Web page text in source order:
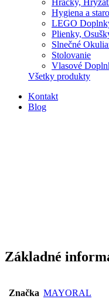
Hračky,
Hygiena a
LEGO
Plienky,
Slnečné
Stolovanie
Vlasové
Všetky produkty
Kontakt
Blog
Základné
Značka MAYORAL